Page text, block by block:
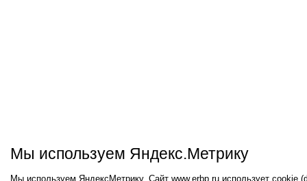
Мы используем Яндекс.Метрику
Мы используем ЯндексМетрику. Сайт www.erbp.ru использует